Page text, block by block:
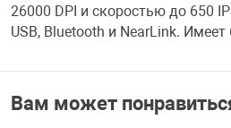
26000 DPI и скоростью до 650
USB, Bluetooth и NearLink. Имеет
Вам может